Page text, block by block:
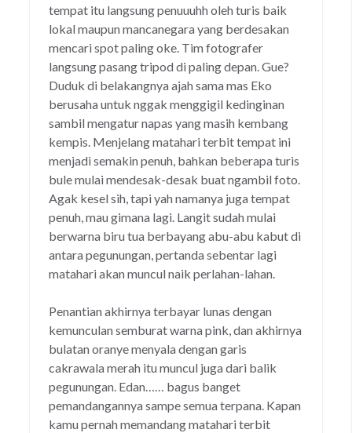
tempat itu langsung penuuuhh oleh turis baik
lokal maupun mancanegara yang berdesakan
mencari spot paling oke. Tim fotografer
langsung pasang tripod di paling depan. Gue?
Duduk di belakangnya ajah sama mas Eko
berusaha untuk nggak menggigil kedinginan
sambil mengatur napas yang masih kembang
kempis. Menjelang matahari terbit tempat ini
menjadi semakin penuh, bahkan beberapa turis
bule mulai mendesak-desak buat ngambil foto.
Agak kesel sih, tapi yah namanya juga tempat
penuh, mau gimana lagi. Langit sudah mulai
berwarna biru tua berbayang abu-abu kabut di
antara pegunungan, pertanda sebentar lagi
matahari akan muncul naik perlahan-lahan.
Penantian akhirnya terbayar lunas dengan
kemunculan semburat warna pink, dan akhirnya
bulatan oranye menyala dengan garis
cakrawala merah itu muncul juga dari balik
pegunungan. Edan…… bagus banget
pemandangannya sampe semua terpana. Kapan
kamu pernah memandang matahari terbit